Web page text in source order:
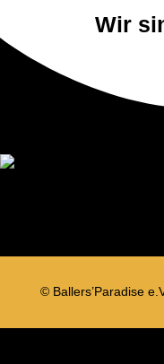
Wir
© Ballers’Paradise